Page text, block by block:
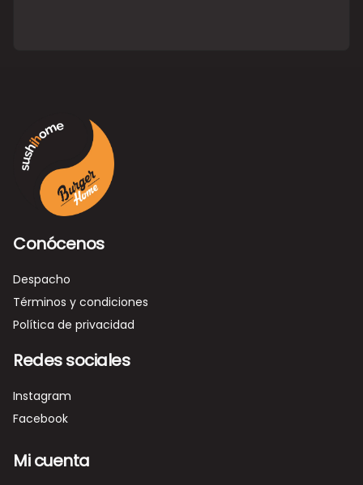
Conócenos
Despacho
Términos y condiciones
Política de privacidad
Redes sociales
Instagram
Facebook
Mi cuenta